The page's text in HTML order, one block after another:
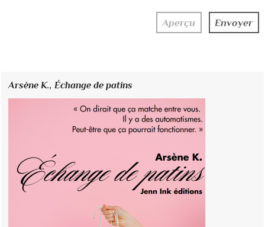
Arsène K.,Échange de patins